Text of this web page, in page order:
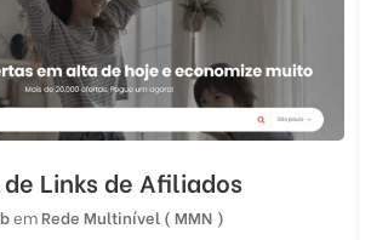
Links de Afiliados
emRede Multinível ( MMN )